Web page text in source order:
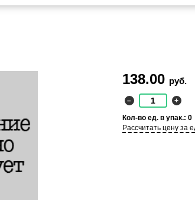
138.00 руб.
– +
Кол-во ед. в упак.: 0
Рассчитать цену за